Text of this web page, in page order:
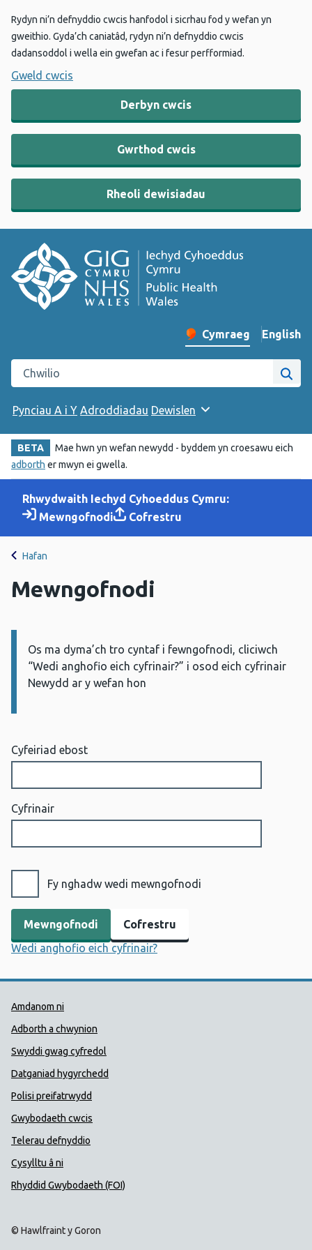
Rydyn ni’n defnyddio cwcis hanfodol i sicrhau fod y wefan yn
gweithio. Gyda’ch caniatâd, rydyn ni’n defnyddio cwcis
dadansoddol i wella ein gwefan ac i fesur perfformiad.
Gweld cwcis
Derbyn cwcis
Gwrthod cwcis
Rheoli dewisiadau
Newid iaith y wefan
Cymraeg English
–
Chwilio gwefan Iechyd Cyhoeddus Cymru
Pynciau A i Y Adroddiadau Dewislen
BETA
Mae hwn yn wefan newydd - byddem yn croesawu eich
adborth er mwyn ei gwella.
Rhwydwaith Iechyd Cyhoeddus Cymru:
Mewngofnodi
Cofrestru
Hafan
Mewngofnodi
Gwybodaeth:
Os ma dyma’ch tro cyntaf i fewngofnodi, cliciwch
“Wedi anghofio eich cyfrinair?” i osod eich cyfrinair
Newydd ar y wefan hon
Cyfeiriad ebost
Cyfrinair
Fy nghadw wedi mewngofnodi
Cofrestru
Wedi anghofio eich cyfrinair?
Dolenni Cymorth Iechyd
Amdanom ni
Adborth a chwynion
Swyddi gwag cyfredol
Datganiad hygyrchedd
Polisi preifatrwydd
Gwybodaeth cwcis
Telerau defnyddio
Cysylltu â ni
Rhyddid Gwybodaeth (FOI)
© Hawlfraint y Goron